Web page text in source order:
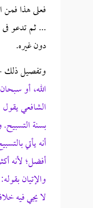
فعلى هذا
... ثم تدعو
دون غيره.
وتفصيل ذلك
الله، أو
الشافعي
بسنة
أنه يأتي
أفضل؛ لأنه
والإتيان
لا يجي فيه